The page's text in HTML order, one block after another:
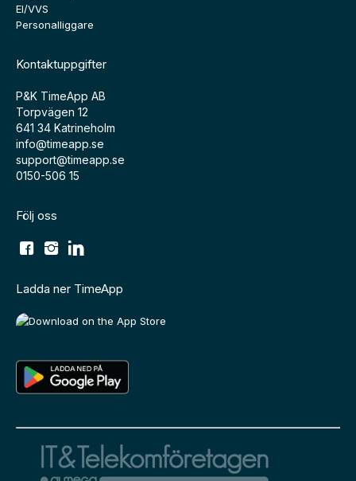
El/VVS
Personalliggare
Kontaktuppgifter
P&K TimeApp AB
Torpvägen 12
641 34 Katrineholm
info@timeapp.se
support@timeapp.se
0150-506 15
Följ oss
Ladda ner TimeApp